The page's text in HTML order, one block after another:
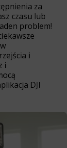
za
czasu lub
problem!
i
i
DJI